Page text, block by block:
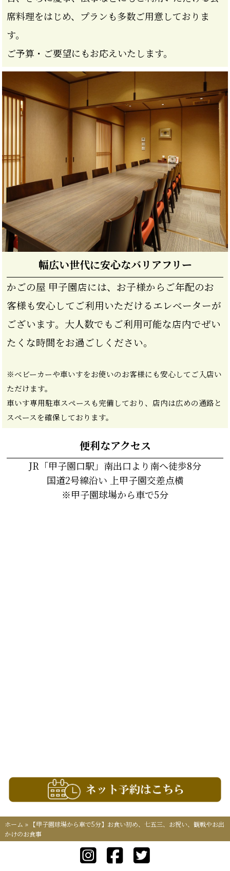
席料理をはじめ、プランも多数ご用意しておりま
す。
ご予算・ご要望にもお応えいたします。
幅広い世代に安心なバリアフリー
かごの屋 甲子園店には、お子様からご年配のお
客様も安心してご利用いただけるエレベーターが
ございます。大人数でもご利用可能な店内でぜい
たくな時間をお過ごしください。
※ベビーカーや車いすをお使いのお客様にも安心してご入店い
ただけます。
車いす専用駐車スペースも完備しており、店内は広めの通路と
スペースを確保しております。
便利なアクセス
JR「甲子園口駅」南出口より南へ徒歩8分
国道2号線沿い 上甲子園交差点横
※甲子園球場から車で5分
ホーム » 【甲子園球場から車で5分】お食い初め、七五三、お祝い、観戦やお出
かけのお食事